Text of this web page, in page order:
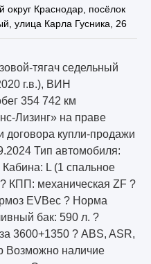
округ Краснодар, посёлок
улица Карла Гусника, 26
тягач седельный
г.в.), ВИН
354 742 км
Лизинг» на праве
договора купли-продажи
Тип автомобиля:
Кабина: L (1 спальное
КПП: механическая ZF ?
EVBec ? Норма
бак: 590 л. ?
3600+1350 ? ABS, ASR,
Возможно наличие